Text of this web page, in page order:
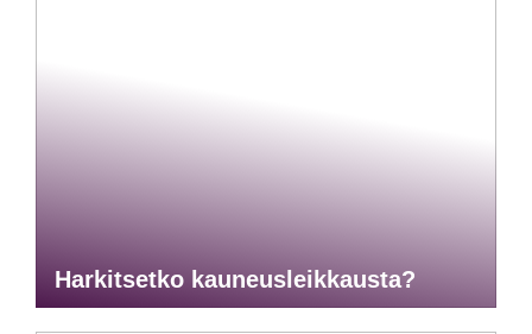
Harkitsetko kauneusleikkausta?